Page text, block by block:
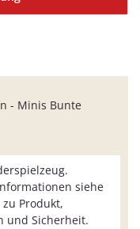
- Minis Bunte
siehe
Produkt,
und Sicherheit.